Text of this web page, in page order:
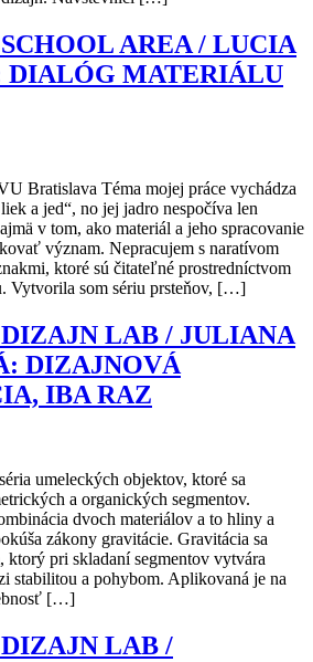
AREA / LUCIA
DIALÓG MATERIÁLU
Bratislava Téma mojej práce vychádza
a jed“, no jej jadro nespočíva len
v tom, ako materiál a jeho spracovanie
význam. Nepracujem s naratívom
ktoré sú čitateľné prostredníctvom
Vytvorila som sériu prsteňov, […]
LAB / JULIANA
DIZAJNOVÁ
IBA RAZ
umeleckých objektov, ktoré sa
a organických segmentov.
dvoch materiálov a to hliny a
zákony gravitácie. Gravitácia sa
ktorý pri skladaní segmentov vytvára
stabilitou a pohybom. Aplikovaná je na
[…]
LAB /